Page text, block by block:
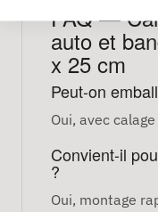
FAQ —
auto et
x 25 cm
Peut-on
Oui, avec
Convient-il
?
Oui, montage